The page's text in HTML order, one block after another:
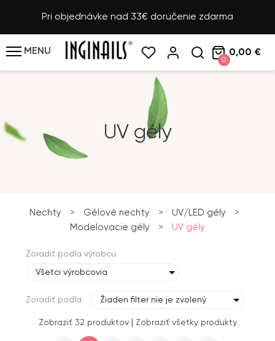
Pri objednávke nad 33€ doručenie zdarma
MENU
0
0,00 €
UV gély
Nechty > Gélové nechty > UV/LED gély
>
Modelovacie gély
> UV gély
Zoradiť podľa výrobcu
Všetci výrobcovia
Zoradiť podľa Žiaden filter nie je zvolený
Zobraziť 32 produktov| Zobraziť všetky produkty